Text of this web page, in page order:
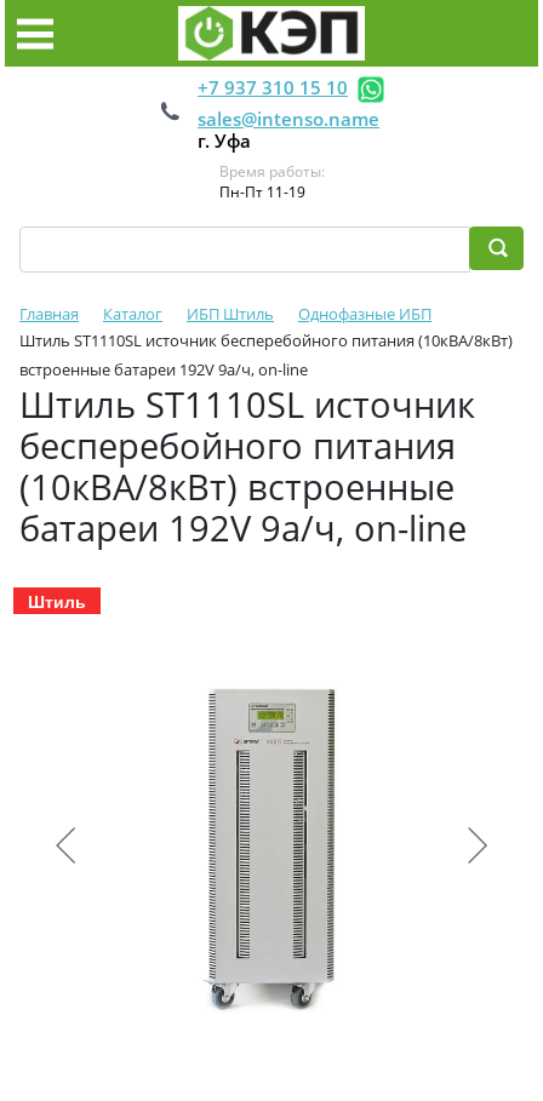
+7 937 310 15 10
sales@intenso.name
г. Уфа
Время работы:
Пн-Пт 11-19
Главная Каталог ИБП Штиль
Однофазные ИБП
Штиль ST1110SL источник бесперебойного питания (10кВА/8кВт)
встроенные батареи 192V 9а/ч, on-line
Штиль ST1110SL источник
бесперебойного питания
(10кВА/8кВт) встроенные
батареи 192V 9а/ч, on-line
Штиль